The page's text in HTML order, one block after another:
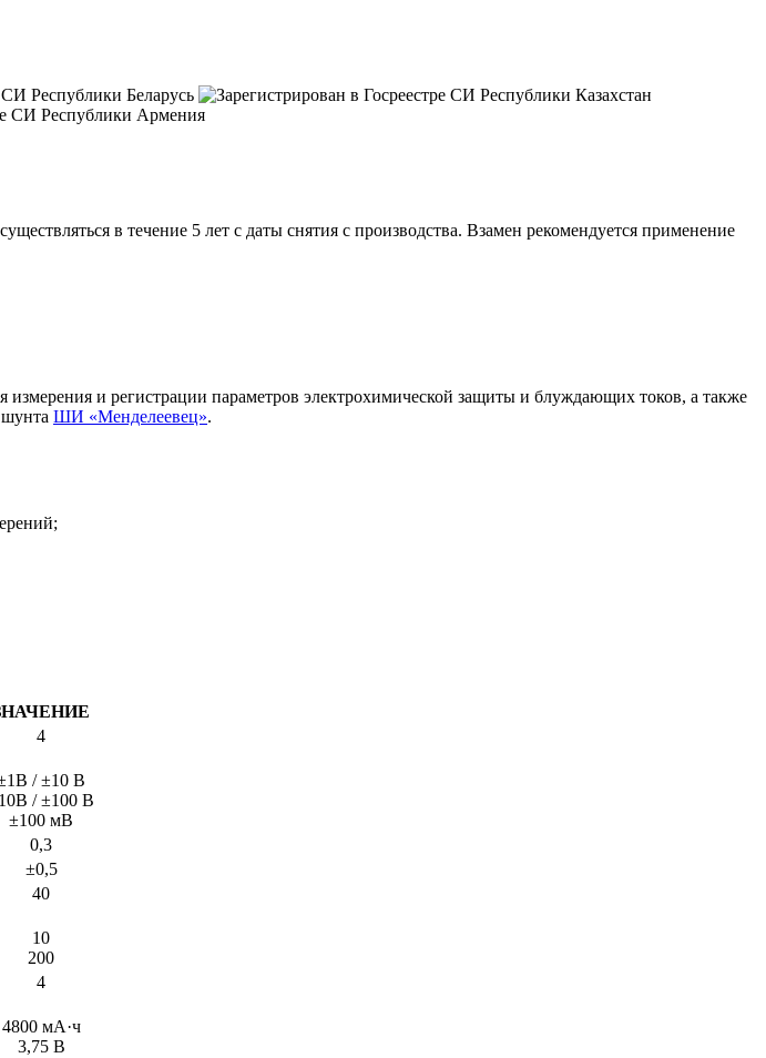
в течение 5 лет с даты снятия с производства. Взамен рекомендуется применение
и регистрации параметров электрохимической защиты и блуждающих токов, а также
ШИ «Менделеевец».
4
/ ±10 В
/ ±100 В
±100 мВ
0,3
±0,5
40
10
200
4
4800 мА·ч
3,75 В